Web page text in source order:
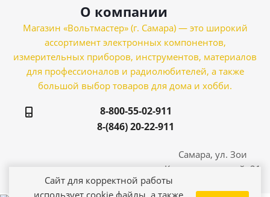
О компании
Магазин «Вольтмастер» (г. Самара) — это широкий
ассортимент электронных компонентов,
измерительных приборов, инструментов, материалов
для профессионалов и радиолюбителей, а также
большой выбор товаров для дома и хобби.
8-800-55-02-911
8-(846) 20-22-911
Самара, ул. Зои
Космодемьянской, 21
Сайт для корректной работы
использует cookie файлы, а также